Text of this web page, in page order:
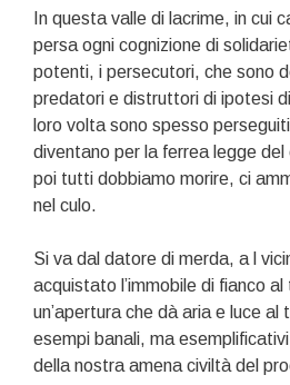
In questa valle di lacrime, in cui
persa ogni cognizione di
potenti, i persecutori, che sono
predatori e distruttori di ipotesi
loro volta sono spesso
diventano per la ferrea legge
poi tutti dobbiamo morire, ci
nel culo.
Si va dal datore di merda, a l
acquistato l’immobile di fianco
un’apertura che dà aria e luce
esempi banali, ma
della nostra amena civiltà del